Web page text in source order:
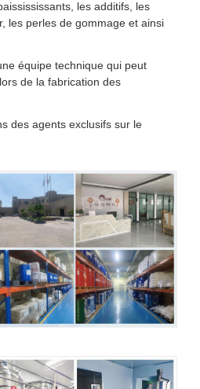
les additifs, les
les perles de gommage et ainsi
équipe technique qui peut
de la fabrication des
des agents exclusifs sur le